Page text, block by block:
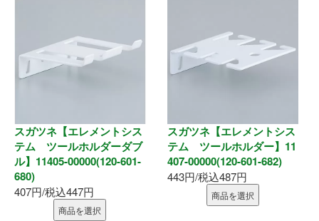
スガツネ【エレメントシス
テム ツールホルダーダブ
ル】11405-00000(120-601-
680)
407円/税込447円
商品を選択
スガツネ【エレメントシス
テム ツールホルダー】11
407-00000(120-601-682)
443円/税込487円
商品を選択